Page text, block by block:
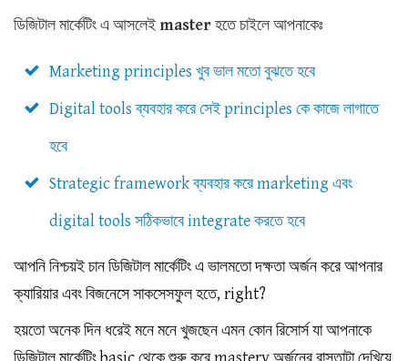
ডিজিটাল মার্কেটিং এ আসলেই masterহতে চাইলে আপনাকেঃ
Marketing principles খুব ভাল মতো বুঝতে হবে
Digital tools ব্যবহার করে সেই principles কে কাজে লাগাতে
হবে
Strategic framework ব্যবহার করে marketing এবং
digital tools সঠিকভাবে integrate করতে হবে
আপনি নিশ্চয়ই চান ডিজিটাল মার্কেটিং এ ভালমতো দক্ষতা অর্জন করে আপনার
ক্যারিয়ার এবং বিজনেসে সাকসেসফুল হতে, right?
হয়তো অনেক দিন ধরেই মনে মনে খুজছেন এমন কোন রিসোর্স যা আপনাকে